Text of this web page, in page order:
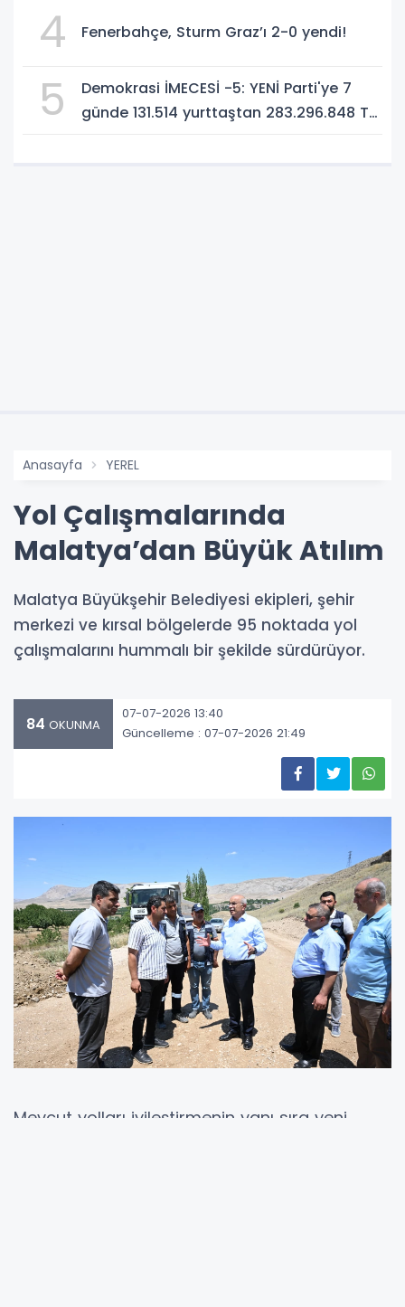
4 Fenerbahçe, Sturm Graz’ı 2-0 yendi!
5
Demokrasi İMECESİ -5: YENİ Parti'ye 7
günde 131.514 yurttaştan 283.296.848 TL
Anasayfa YEREL
Yol Çalışmalarında
Malatya’dan Büyük Atılım
Malatya Büyükşehir Belediyesi ekipleri, şehir
merkezi ve kırsal bölgelerde 95 noktada yol
çalışmalarını hummalı bir şekilde sürdürüyor.
84 OKUNMA
07-07-2026 13:40
Güncelleme : 07-07-2026 21:49
Mevcut yolları iyileştirmenin yanı sıra yeni